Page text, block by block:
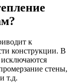
к
конструкции. В
исключаются
стены,
т.д.